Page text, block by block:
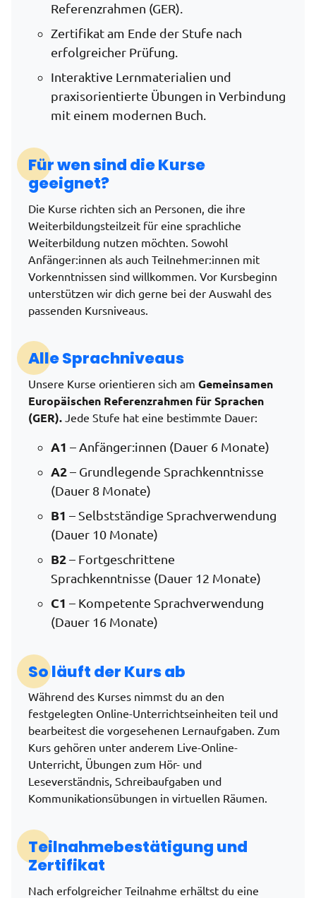
Referenzrahmen (GER).
Zertifikat am Ende der Stufe nach
erfolgreicher Prüfung.
Interaktive Lernmaterialien und
praxisorientierte Übungen in Verbindung
mit einem modernen Buch.
Für wen sind die Kurse
geeignet?
Die Kurse richten sich an Personen, die ihre
Weiterbildungsteilzeit für eine sprachliche
Weiterbildung nutzen möchten. Sowohl
Anfänger:innen als auch Teilnehmer:innen mit
Vorkenntnissen sind willkommen. Vor Kursbeginn
unterstützen wir dich gerne bei der Auswahl des
passenden Kursniveaus.
Alle Sprachniveaus
Unsere Kurse orientieren sich am Gemeinsamen
Europäischen Referenzrahmen für Sprachen
(GER). Jede Stufe hat eine bestimmte Dauer:
A1 – Anfänger:innen (Dauer 6 Monate)
A2 – Grundlegende Sprachkenntnisse
(Dauer 8 Monate)
B1 – Selbstständige Sprachverwendung
(Dauer 10 Monate)
B2 – Fortgeschrittene
Sprachkenntnisse (Dauer 12 Monate)
C1 – Kompetente Sprachverwendung
(Dauer 16 Monate)
So läuft der Kurs ab
Während des Kurses nimmst du an den
festgelegten Online-Unterrichtseinheiten teil und
bearbeitest die vorgesehenen Lernaufgaben. Zum
Kurs gehören unter anderem Live-Online-
Unterricht, Übungen zum Hör- und
Leseverständnis, Schreibaufgaben und
Kommunikationsübungen in virtuellen Räumen.
Teilnahmebestätigung und
Zertifikat
Nach erfolgreicher Teilnahme erhältst du eine